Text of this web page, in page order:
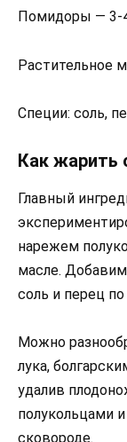
Помидоры — 3-
Растительное
Специи: соль,
Как жарить
Главный
нарежем
масле.
соль и перец по
Можно
лука,
удалив
полукольцами
сковороде.